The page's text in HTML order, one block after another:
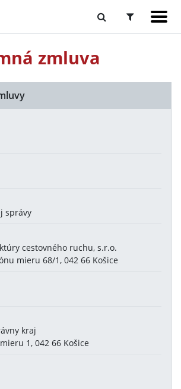
zmluva
správy
cestovného ruchu, s.r.o.
mieru 68/1, 042 66 Košice
kraj
1, 042 66 Košice